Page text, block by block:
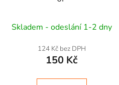
Skladem - odeslání 1-2 dny
124 Kč bez DPH
150 Kč